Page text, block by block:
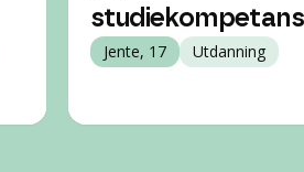
Jente, 17 Utdanning